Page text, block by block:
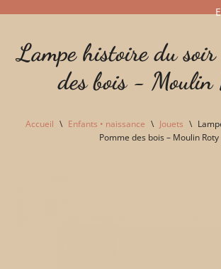
au
Lampe histoire du
des bois - Moulin
Accueil \ Enfants • naissance \ Jouets \
Pomme des bois – Moulin Roty